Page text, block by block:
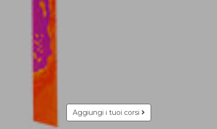
Aggiungi i tuoi corsi